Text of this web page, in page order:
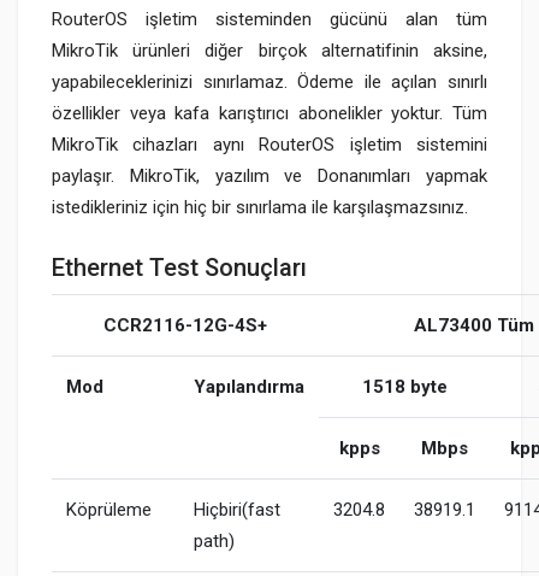
RouterOS işletim sisteminden gücünü alan tüm
MikroTik ürünleri diğer birçok alternatifinin aksine,
yapabileceklerinizi sınırlamaz. Ödeme ile açılan sınırlı
özellikler veya kafa karıştırıcı abonelikler yoktur. Tüm
MikroTik cihazları aynı RouterOS işletim sistemini
paylaşır. MikroTik, yazılım ve Donanımları yapmak
istedikleriniz için hiç bir sınırlama ile karşılaşmazsınız.
Ethernet Test Sonuçları
CCR2116-12G-4S+ AL73400
Mod Yapılandırma 1518 byte
kpps Mbps
Köprüleme
Hiçbiri(fast
path)
3204.8 38919.1